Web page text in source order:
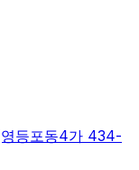
등포동4가 434-